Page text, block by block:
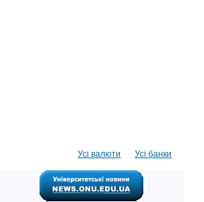
Усі банки
Усі валюти